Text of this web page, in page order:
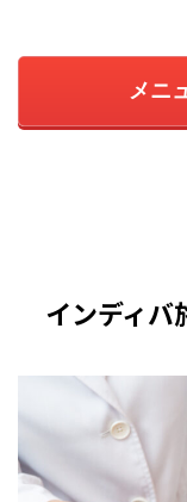
メニ
インディバ